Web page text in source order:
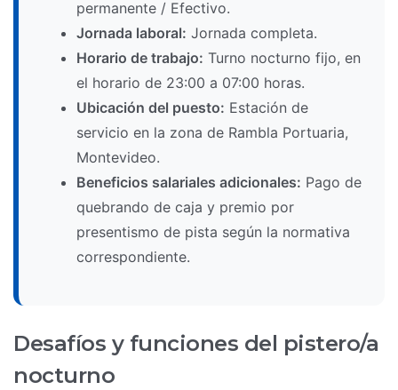
permanente / Efectivo.
Jornada laboral: Jornada completa.
Horario de trabajo: Turno nocturno fijo, en
el horario de 23:00 a 07:00 horas.
Ubicación del puesto: Estación de
servicio en la zona de Rambla Portuaria,
Montevideo.
Beneficios salariales adicionales: Pago de
quebrando de caja y premio por
presentismo de pista según la normativa
correspondiente.
Desafíos y funciones del pistero/a
nocturno